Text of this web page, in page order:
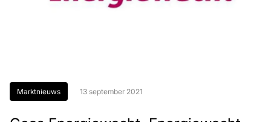
Marktnieuws 13 september 2021